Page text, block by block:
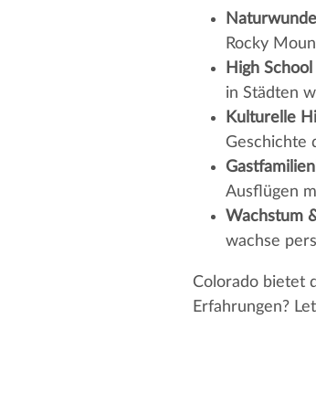
Rocky
High
in Städten
Kulturelle
Geschichte
Ausflügen
Wachstum
wachse
Colorado bietet
Erfahrungen?